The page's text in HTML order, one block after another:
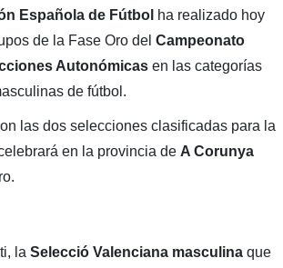
Española de Fútbol ha realizado hoy
de la Fase Oro del Campeonato
Autonómicas en las categorías
de fútbol.
las dos selecciones clasificadas para la
en la provincia de A Corunya
la Selecció Valenciana masculinaque